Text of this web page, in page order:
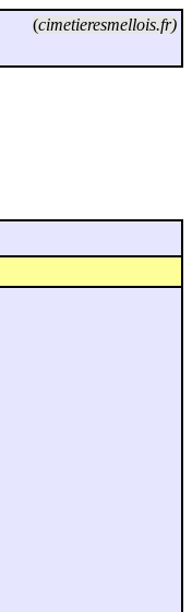
(cimetieresmellois.fr)